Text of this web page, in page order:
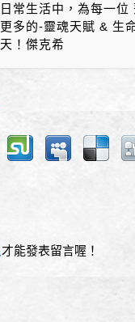
日常生活中，為每一
更多的-靈魂天賦 & 生
天！傑克希
才能發表留言喔！